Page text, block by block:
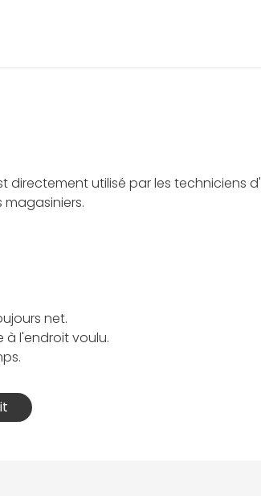
utilisé par les techniciens d'
net.
à l'endroit voulu.